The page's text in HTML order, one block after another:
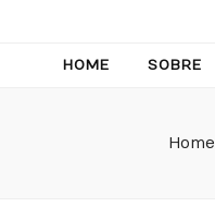
HOME SOBRE
Home